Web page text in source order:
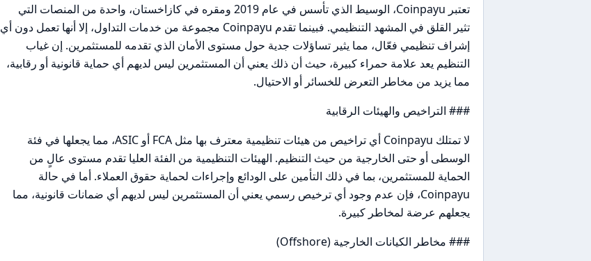
تعتبر Coinpayu، الوسيط الذي تأسس في عام 2019 ومقره في كازاخستان، واحدة من المنصات التي
تثير القلق في المشهد التنظيمي. فبينما تقدم Coinpayu مجموعة من خدمات التداول، إلا أنها تعمل دون أي
إشراف تنظيمي فعّال، مما يثير تساؤلات جدية حول مستوى الأمان الذي تقدمه للمستثمرين. إن غياب
التنظيم يعد علامة حمراء كبيرة، حيث أن ذلك يعني أن المستثمرين ليس لديهم أي حماية قانونية أو رقابية،
مما يزيد من مخاطر التعرض للخسائر أو الاحتيال.
### التراخيص والهيئات الرقابية
لا تمتلك Coinpayu أي تراخيص من هيئات تنظيمية معترف بها مثل FCA أو ASIC، مما يجعلها في فئة
الوسطى أو حتى الخارجية من حيث التنظيم. الهيئات التنظيمية من الفئة العليا تقدم مستوى عالٍ من
الحماية للمستثمرين، بما في ذلك التأمين على الودائع وإجراءات لحماية حقوق العملاء. أما في حالة
Coinpayu، فإن عدم وجود أي ترخيص رسمي يعني أن المستثمرين ليس لديهم أي ضمانات قانونية، مما
يجعلهم عرضة لمخاطر كبيرة.
### مخاطر الكيانات الخارجية (Offshore)